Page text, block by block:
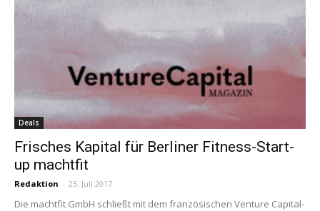
Deals
Frisches Kapital für Berliner Fitness-Start-
up machtfit
Redaktion - 25. Juli 2017
Die machtfit GmbH schließt mit dem französischen Venture Capital-